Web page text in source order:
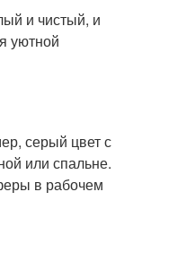
и чистый, и
уютной
серый цвет с
или спальне.
в рабочем